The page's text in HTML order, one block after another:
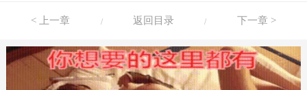
< 上一章 / 返回目录 / 下一章 >